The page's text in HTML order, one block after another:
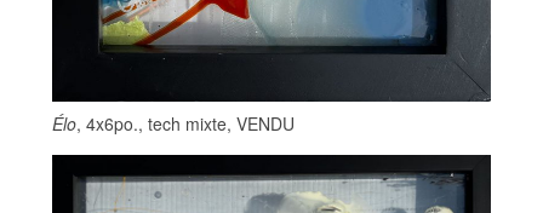
Élo, 4x6po., tech mixte, VENDU